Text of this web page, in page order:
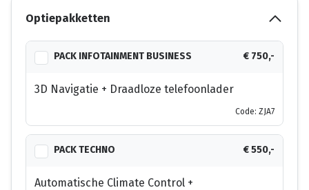
Optiepakketten
PACK INFOTAINMENT BUSINESS € 750,-
3D Navigatie + Draadloze telefoonlader
Code: ZJA7
PACK TECHNO € 550,-
Automatische Climate Control +